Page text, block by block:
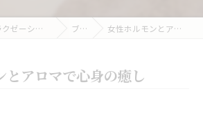
愛知県岡崎市のリラクゼーションならMUCHA SUERTE ブログ 女性ホルモンとアロマで心身の癒し
とアロマで心身の癒し